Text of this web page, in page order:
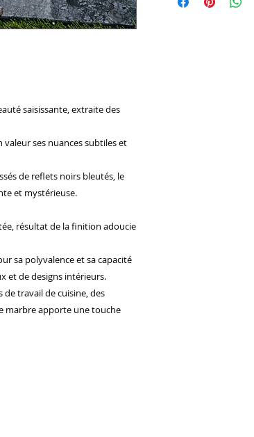
saisissante, extraite des
ses nuances subtiles et
de reflets noirs bleutés, le
et mystérieuse.
résultat de la finition adoucie
sa polyvalence et sa capacité
et de designs intérieurs.
de travail de cuisine, des
marbre apporte une touche